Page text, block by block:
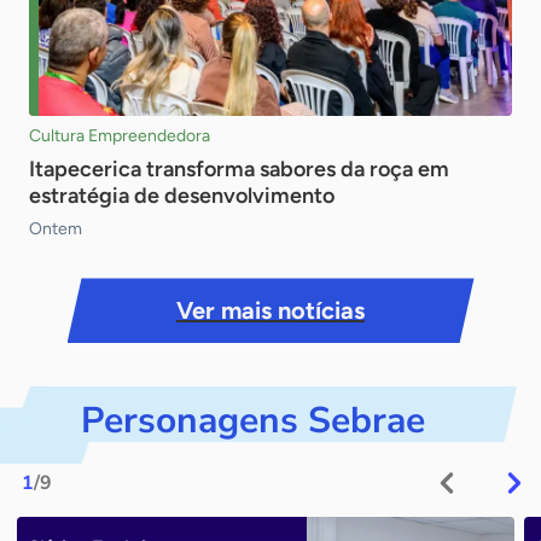
Cultura Empreendedora
Itapecerica transforma sabores da roça em
estratégia de desenvolvimento
Ontem
Ver mais notícias
Personagens Sebrae
1/9